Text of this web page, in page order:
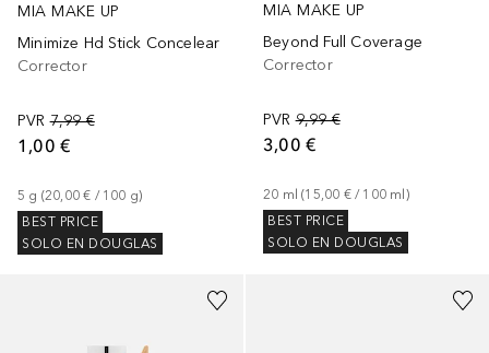
MIA MAKE UP
Minimize Hd Stick Concelear
Corrector
PVR 7,99 €
1,00 €
5 g (20,00 € / 100 g)
BEST PRICE
SOLO EN DOUGLAS
MIA MAKE UP
Beyond Full Coverage
Corrector
PVR 9,99 €
3,00 €
20 ml (15,00 € / 100 ml )
BEST PRICE
SOLO EN DOUGLAS
+19